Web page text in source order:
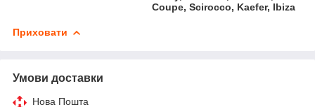
Coupe, Scirocco, Kaefer, Ibiza
Приховати
Умови доставки
Нова Пошта